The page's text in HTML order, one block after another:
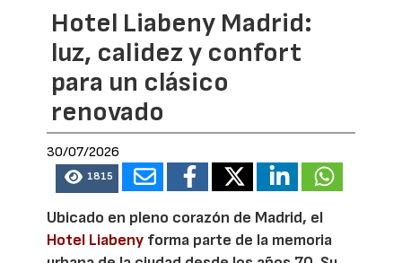
Hotel Liabeny Madrid:
luz, calidez y confort
para un clásico
renovado
30/07/2026
1815
Ubicado en pleno corazón de Madrid, el
Hotel Liabeny forma parte de la memoria